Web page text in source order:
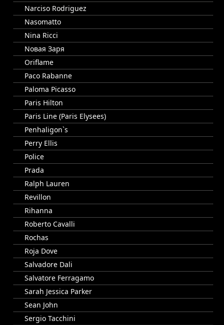
Narciso Rodriguez
Nasomatto
Nina Ricci
Nовая Заря
Oriflame
Paco Rabanne
Paloma Picasso
Paris Hilton
Paris Line (Paris Elysees)
Penhaligon`s
Perry Ellis
Police
Prada
Ralph Lauren
Revillon
Rihanna
Roberto Cavalli
Rochas
Roja Dove
Salvadore Dali
Salvatore Ferragamo
Sarah Jessica Parker
Sean John
Sergio Tacchini